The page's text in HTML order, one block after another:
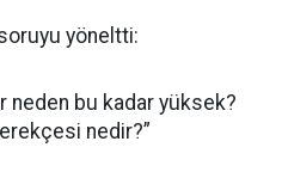
yöneltti:
neden bu kadar yüksek?
nedir?”